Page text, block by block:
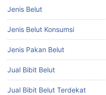
Jenis Belut
Jenis Belut Konsumsi
Jenis Pakan Belut
Jual Bibit Belut
Jual Bibit Belut Terdekat